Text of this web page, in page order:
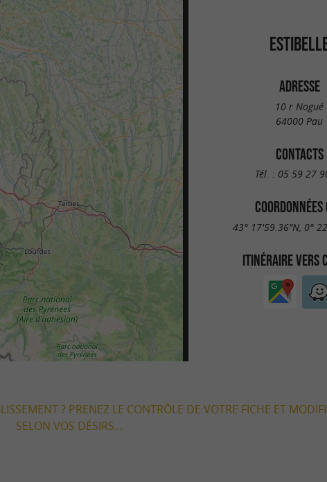
ADRESSE
10 r Nogué
64000 Pau
CONTACTS
Tél. : 05 59 27
COORDONNÉES
43° 17'59.36"N, 0°
ITINÉRAIRE VERS
? PRENEZ LE CONTRÔLE DE VOTRE FICHE ET
SELON VOS DÉSIRS...